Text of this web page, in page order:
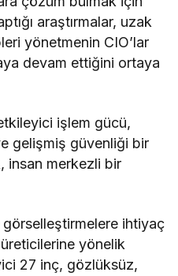
araştırmalar, uzak
yönetmenin CIO’lar
devam ettiğini ortaya
işlem gücü,
gelişmiş güvenliği bir
insan merkezli bir
görselleştirmelere ihtiyaç
yönelik
27 inç, gözlüksüz,